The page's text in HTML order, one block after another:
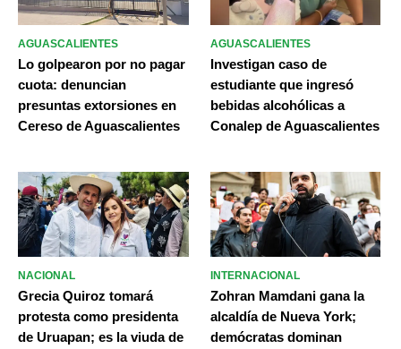
AGUASCALIENTES
Lo golpearon por no pagar
cuota: denuncian
presuntas extorsiones en
Cereso de Aguascalientes
AGUASCALIENTES
Investigan caso de
estudiante que ingresó
bebidas alcohólicas a
Conalep de Aguascalientes
NACIONAL
Grecia Quiroz tomará
protesta como presidenta
de Uruapan; es la viuda de
INTERNACIONAL
Zohran Mamdani gana la
alcaldía de Nueva York;
demócratas dominan